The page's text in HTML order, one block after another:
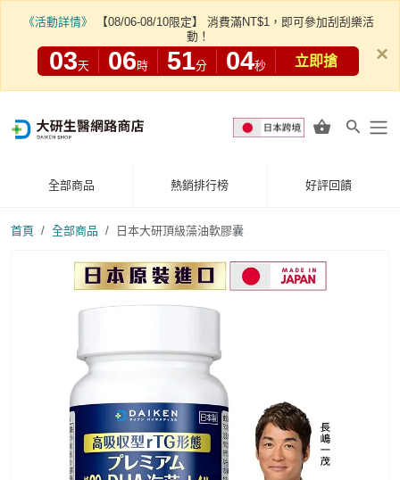
全部商品 熱銷排行榜 好評回饋
首頁 全部商品 日本大研頂級藻油軟膠囊
《活動詳情》
【08/06-08/10限定】 消費滿NT$1，即可參加刮刮樂活
動！
03天 06時 51分 02秒 立即搶 ×